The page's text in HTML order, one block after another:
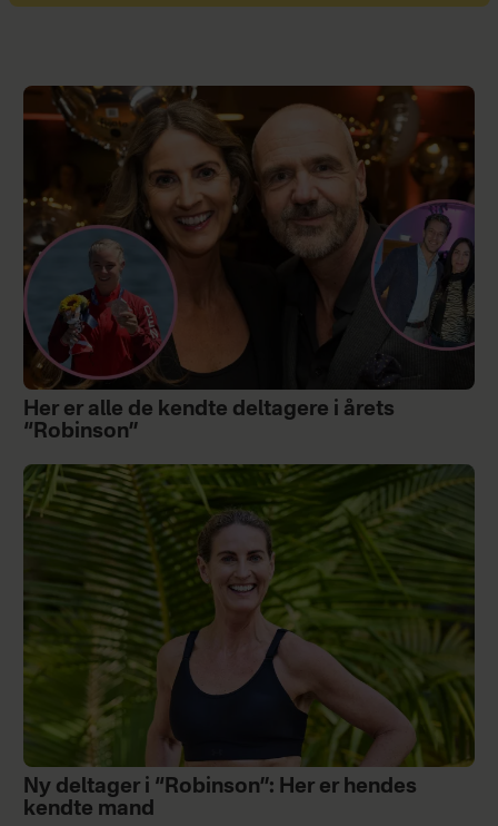
Her er alle de kendte deltagere i årets
“Robinson”
Ny deltager i “Robinson”: Her er hendes
kendte mand